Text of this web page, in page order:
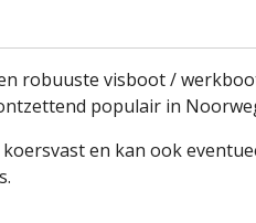
robuuste visboot /
populair in
en kan ook